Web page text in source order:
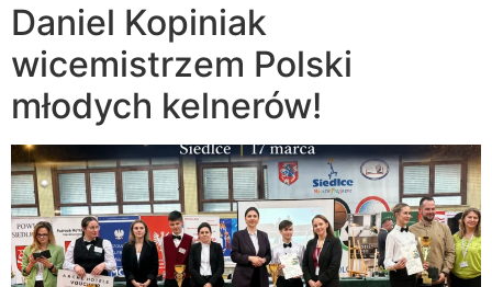
Daniel Kopiniak
wicemistrzem Polski
młodych kelnerów!